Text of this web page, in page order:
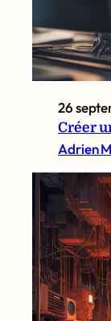
26
Créer
Adrien